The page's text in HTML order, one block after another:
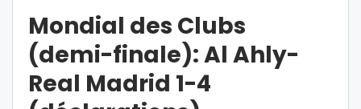
Mondial des Clubs
(demi-finale): Al Ahly-
Real Madrid 1-4